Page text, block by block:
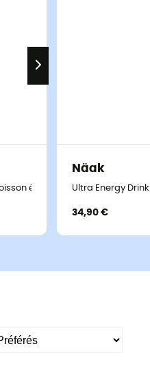
énergétique
Näak
Ultra Energy
34,90 €